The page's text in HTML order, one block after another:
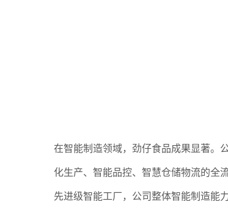
在智能制造领域，劲仔食品成果显著。
化生产、智能品控、智慧仓储物流的全
先进级智能工厂，公司整体智能制造能